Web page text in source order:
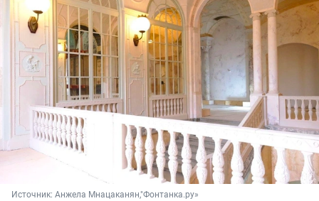
Источник: Анжела Мнацаканян,"Фонтанка.ру»